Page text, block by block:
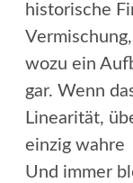
historische
wozu ein
gar. Wenn
Linearität,
einzig wahre
Und immer